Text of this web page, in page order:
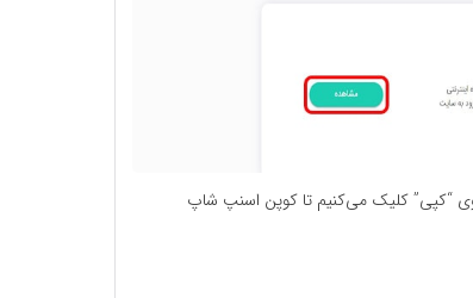
“کپی” کلیک می‌کنیم تا کوپن اسنپ شاپ